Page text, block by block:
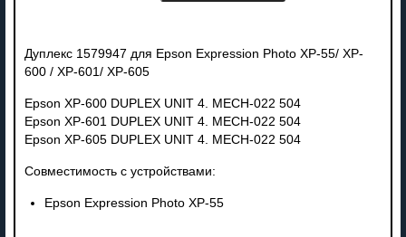
Дуплекс 1579947 для Epson Expression Photo XP-55/ XP-
600 / XP-601/ XP-605
Epson XP-600 DUPLEX UNIT 4. MECH-022 504
Epson XP-601 DUPLEX UNIT 4. MECH-022 504
Epson XP-605 DUPLEX UNIT 4. MECH-022 504
Совместимость с устройствами:
Epson Expression Photo XP-55